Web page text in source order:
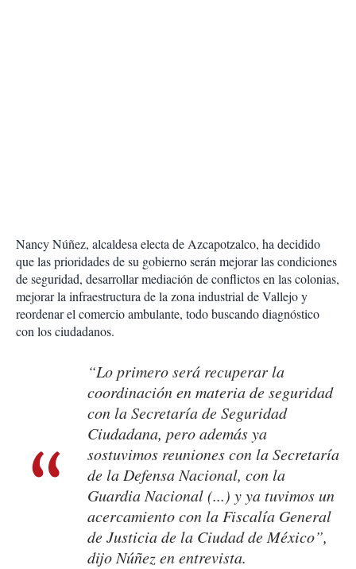
Nancy Núñez, alcaldesa electa de Azcapotzalco, ha decidido
que las prioridades de su gobierno serán mejorar las condiciones
de seguridad, desarrollar mediación de conflictos en las colonias,
mejorar la infraestructura de la zona industrial de Vallejo y
reordenar el comercio ambulante, todo buscando diagnóstico
con los ciudadanos.
“Lo primero será recuperar la
coordinación en materia de seguridad
con la Secretaría de Seguridad
Ciudadana, pero además ya
sostuvimos reuniones con la Secretaría
de la Defensa Nacional, con la
Guardia Nacional (...) y ya tuvimos un
acercamiento con la Fiscalía General
de Justicia de la Ciudad de México”,
dijo Núñez en entrevista.